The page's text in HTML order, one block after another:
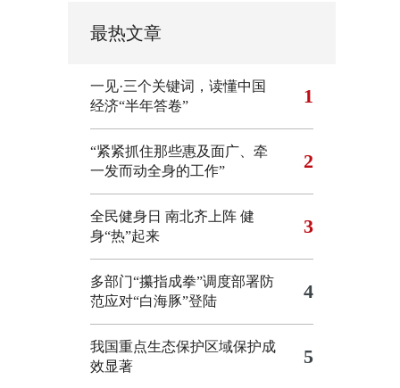
最热文章
一见·三个关键词，读懂中国
经济“半年答卷”
1
“紧紧抓住那些惠及面广、牵
一发而动全身的工作”
2
全民健身日 南北齐上阵 健
身“热”起来
3
多部门“攥指成拳”调度部署防
范应对“白海豚”登陆
4
我国重点生态保护区域保护成
效显著
5